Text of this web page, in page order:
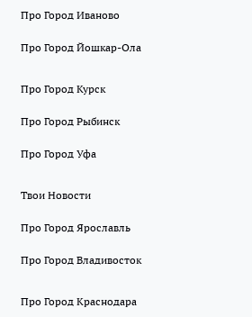
Про Город Иваново
Про Город Йошкар-Ола
Про Город Курск
Про Город Рыбинск
Про Город Уфа
Твои Новости
Про Город Ярославль
Про Город Владивосток
Про Город Краснодара